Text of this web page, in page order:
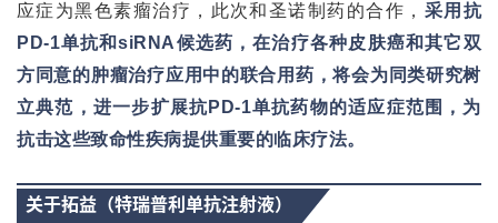
应症为黑色素瘤治疗，此次和圣诺制药的合作， 采用抗
PD-1单抗和siRNA候选药，在治疗各种皮肤癌和其它双
方同意的肿瘤治疗应用中的联合用药，将会为同类研究树
立典范，进一步扩展抗PD-1单抗药物的适应症范围，为
抗击这些致命性疾病提供重要的临床疗法。
关于拓益（特瑞普利单抗注射液）